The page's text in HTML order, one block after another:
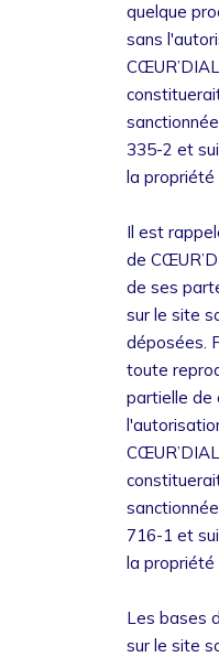
quelque
sans
335-2 et
la propriété
Il est
de
de ses
sur le site
déposées.
toute
partielle de
716-1 et
la propriété
Les bases
sur le site